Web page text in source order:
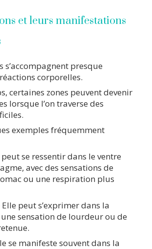
et leurs manifestations
s’accompagnent presque
corporelles.
certaines zones peuvent devenir
lorsque l’on traverse des
exemples fréquemment
peut se ressentir dans le ventre
avec des sensations de
ou une respiration plus
Elle peut s’exprimer dans la
sensation de lourdeur ou de
se manifeste souvent dans la